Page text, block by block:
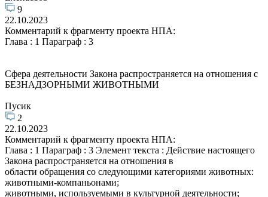
9
22.10.2023
Комментарий к фрагменту проекта НПА:
Глава : 1 Параграф : 3
Сфера деятельности Закона распространяется на отношения с
БЕЗНАДЗОРНЫМИ ЖИВОТНЫМИ
Пусик
2
22.10.2023
Комментарий к фрагменту проекта НПА:
Глава : 1 Параграф : 3 Элемент текста : Действие настоящего
Закона распространяется на отношения в
области обращения со следующими категориями животных:
животными-компаньонами;
животными, используемыми в культурной деятельности;